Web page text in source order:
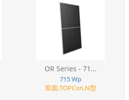
OR Series - 71...
715 Wp
双面,TOPCon,N型